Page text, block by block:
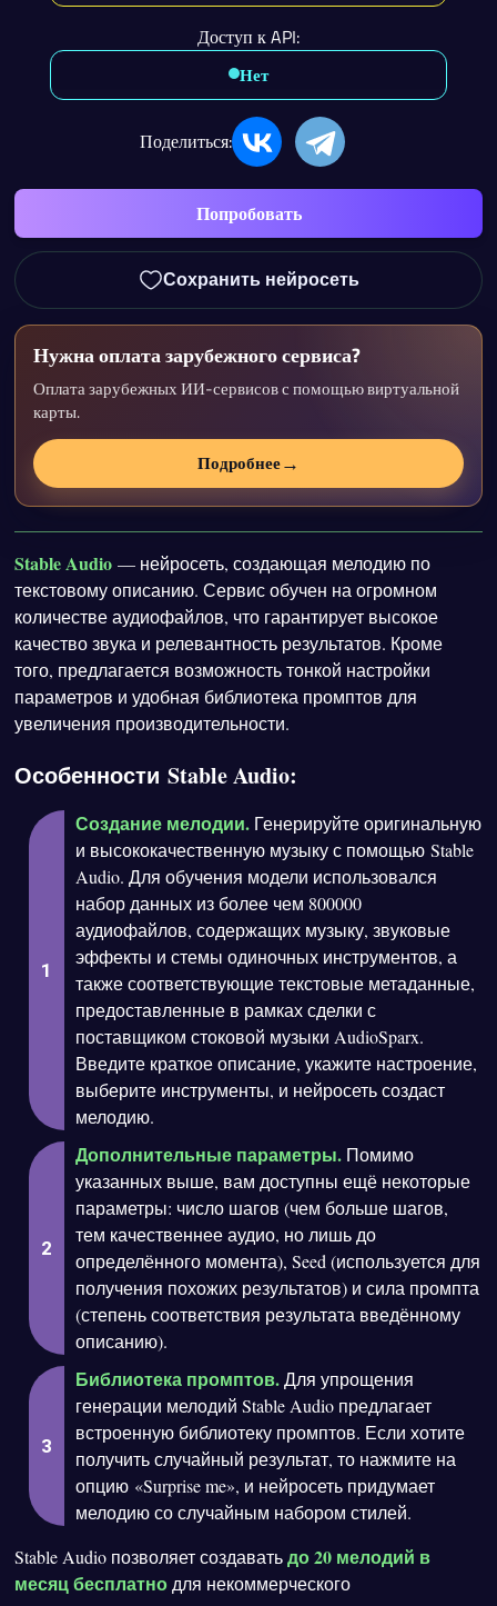
Доступ к API:
Нет
Поделиться:
Попробовать
Сохранить нейросеть
Нужна оплата зарубежного сервиса?
Оплата зарубежных ИИ-сервисов с помощью виртуальной
карты.
Подробнее→
Stable Audio — нейросеть, создающая мелодию по
текстовому описанию. Сервис обучен на огромном
количестве аудиофайлов, что гарантирует высокое
качество звука и релевантность результатов. Кроме
того, предлагается возможность тонкой настройки
параметров и удобная библиотека промптов для
увеличения производительности.
Особенности Stable Audio:
Создание мелодии. Генерируйте оригинальную
и высококачественную музыку с помощью Stable
Audio. Для обучения модели использовался
набор данных из более чем 800000
аудиофайлов, содержащих музыку, звуковые
эффекты и стемы одиночных инструментов, а
также соответствующие текстовые метаданные,
предоставленные в рамках сделки с
поставщиком стоковой музыки AudioSparx.
Введите краткое описание, укажите настроение,
выберите инструменты, и нейросеть создаст
мелодию.
Дополнительные параметры. Помимо
указанных выше, вам доступны ещё некоторые
параметры: число шагов (чем больше шагов,
тем качественнее аудио, но лишь до
определённого момента), Seed (используется для
получения похожих результатов) и сила промпта
(степень соответствия результата введённому
описанию).
Библиотека промптов.Для упрощения
генерации мелодий Stable Audio предлагает
встроенную библиотеку промптов. Если хотите
получить случайный результат, то нажмите на
опцию «Surprise me», и нейросеть придумает
мелодию со случайным набором стилей.
Stable Audio позволяет создаватьдо 20 мелодий в
месяцбесплатнодля некоммерческого